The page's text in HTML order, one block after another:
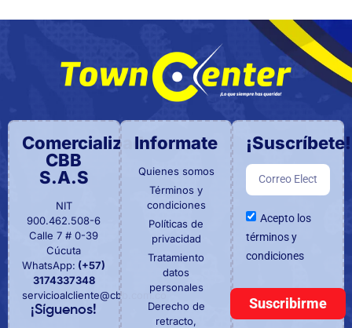
Comercializadora
CBB
S.A.S
NIT
900.462.508-6
Calle 7 # 0-39
Cúcuta
WhatsApp: (+57)
3174337348
servicioalcliente@cbb.com.co
¡Síguenos!
Informate
Quienes somos
Términos y
condiciones
Políticas de
privacidad
Tratamiento
datos
personales
Derecho de
retracto,
¡Suscríbete!
Acepto los
términos y
condiciones
Suscribirme